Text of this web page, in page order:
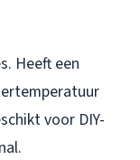
Heeft een
voor DIY-